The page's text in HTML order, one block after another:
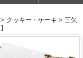
> クッキー・ケーキ > 三矢